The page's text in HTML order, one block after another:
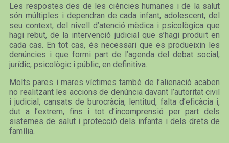
Les respostes des de les ciències humanes i de la salut
són múltiples i dependran de cada infant, adolescent, del
seu context, del nivell d’atenció mèdica i psicològica que
hagi rebut, de la intervenció judicial que s’hagi produït en
cada cas. En tot cas, és necessari que es produeixin les
denúncies i que formi part de l’agenda del debat social,
jurídic, psicològic i públic, en definitiva.
Molts pares i mares víctimes també de l’alienació acaben
no realitzant les accions de denúncia davant l’autoritat civil
i judicial, cansats de burocràcia, lentitud, falta d’eficàcia i,
dut a l’extrem, fins i tot d’incomprensió per part dels
sistemes de salut i protecció dels infants i dels drets de
família.